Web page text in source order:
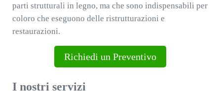
parti strutturali in legno, ma che sono indispensabili per
coloro che eseguono delle ristrutturazioni e
restaurazioni.
Richiedi un Preventivo
I nostri servizi